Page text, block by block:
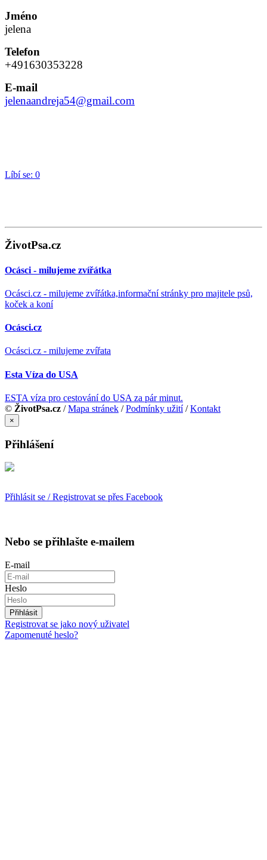
Jméno
jelena
Telefon
+491630353228
E-mail
jelenaandreja54@gmail.com
Líbí se: 0
ŽivotPsa.cz
Ocásci - milujeme zvířátka
Ocásci.cz - milujeme zvířátka,informační stránky pro majitele psů,
koček a koní
Ocásci.cz
Ocásci.cz - milujeme zvířata
Esta Víza do USA
ESTA víza pro cestování do USA za pár minut.
© ŽivotPsa.cz /Mapa stránek /Podmínky užití/Kontakt
×
Přihlášení
Přihlásit se / Registrovat se přes Facebook
Nebo se přihlašte e-mailem
E-mail
Heslo
Přihlásit
Registrovat se jako nový uživatel
Zapomenuté heslo?